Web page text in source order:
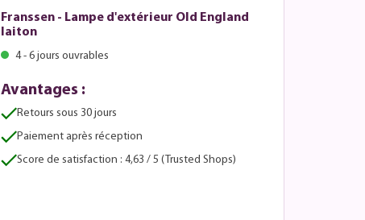
Franssen - Lampe d'extérieur Old England
laiton
4 - 6 jours ouvrables
Avantages :
Retours sous 30 jours
Paiement après réception
Score de satisfaction : 4,63 / 5 (Trusted Shops)